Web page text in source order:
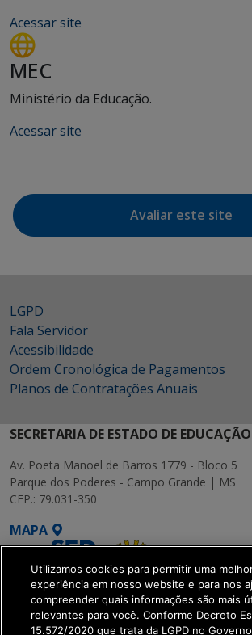
Acessar site
MEC
Ministério da Educação.
Acessar site
Avaliar este site
LGPD
Fala Servidor
Acessibilidade
Ordem Cronológica de Pagamentos
Planos de Contratações Anuais
SECRETARIA DE ESTADO DE EDUCAÇÃO
Av. Poeta Manoel de Barros 1779 - Bloco 5
Parque dos Poderes - Campo Grande | MS
CEP.: 79.031-350
MAPA
Utilizamos cookies para permitir uma
experiência em nosso website e para nos
compreender quais informações são mais
relevantes para você. Conforme Decreto
15.572/2020 que trata da LGPD no